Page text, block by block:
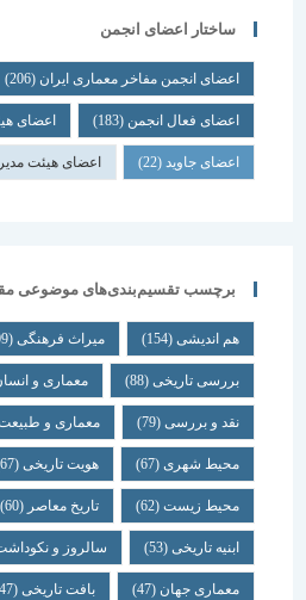
ساختار اعضای انجمن
اعضای انجمن مفاخر معماری ایران (206)
اعضای فعال انجمن(183) اعضای هیئت امنا
اعضای جاوید(22) اعضای هیئت مدیره و
برچسب تقسیم‌بندی‌های موضوعی مقالات
هم اندیشی (154) میراث فرهنگی (109)
بررسی تاریخی (88) معماری و انسان (84)
نقد و بررسی (79) معماری و طبیعت (71)
محیط شهری(67) هویت تاریخی(67)
محیط زیست(62) تاریخ معاصر(60)
ابنیه تاریخی(53) سالروز و نکوداشت(52)
معماری جهان (47) بافت تاریخی(47)